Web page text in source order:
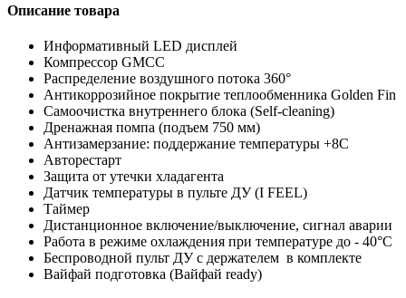
Описание товара
Информативный LED дисплей
Компрессор GMCC
Распределение воздушного потока 360°
Антикоррозийное покрытие теплообменника Golden Fin
Самоочистка внутреннего блока (Self-cleaning)
Дренажная помпа (подъем 750 мм)
Антизамерзание: поддержание температуры +8С
Авторестарт
Защита от утечки хладагента
Датчик температуры в пульте ДУ (I FEEL)
Таймер
Дистанционное включение/выключение, сигнал аварии
Работа в режиме охлаждения при температуре до - 40°C
Беспроводной пульт ДУ с держателем в комплекте
Вайфай подготовка (Вайфай ready)